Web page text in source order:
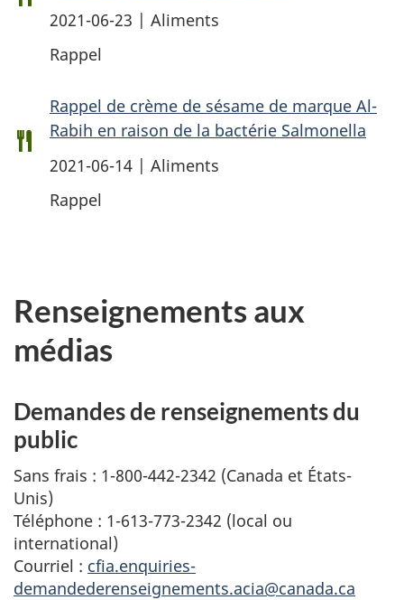
2021-06-23 | Aliments
Rappel
Rappel de crème de sésame de marque Al-
Rabih en raison de la bactérie Salmonella
2021-06-14 | Aliments
Rappel
Renseignements aux
médias
Demandes de renseignements du
public
Sans frais : 1-800-442-2342 (Canada et États-
Unis)
Téléphone : 1-613-773-2342 (local ou
international)
Courriel : cfia.enquiries-
demandederenseignements.acia@canada.ca